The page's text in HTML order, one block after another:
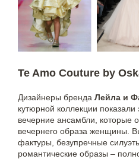
Te Amo Couture by
Дизайнеры бренда Лейла и
кутюрной коллекции
вечерние ансамбли, которые
вечернего образа женщины.
фактуры, безупречные
романтические образы –